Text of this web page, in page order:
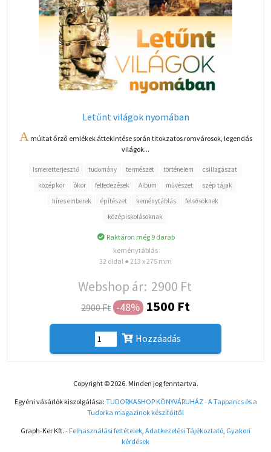
Letűnt világok nyomában
A múltat őrző emlékek áttekintése során titokzatos romvárosok, legendás
világok...
Ismeretterjesztő tudomány természet történelem
csillagászat
középkor
ókor felfedezések Album művészet
szép tájak
híres emberek
építészet keménytáblás
felsősöknek
középiskolásoknak
Raktáron még 9 darab
keménytáblás
32 oldal ● 213 x 275 mm
Webshop ár: 2900 Ft
2900 Ft -48% 1500 Ft
Hozzáadás
Copyright © 2026. Minden jog fenntartva.
Egyéni vásárlók kiszolgálása: TUDORKASHOP KÖNYVÁRUHÁZ - A Tappancs és a
Tudorka magazinok készítőitől
Graph-Ker Kft. - Felhasználási feltételek Adatkezelési Tájékoztató Gyakori
kérdések